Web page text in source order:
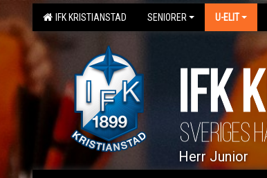
IFK KRISTIANSTAD SENIORER U-ELIT
Herr Junior